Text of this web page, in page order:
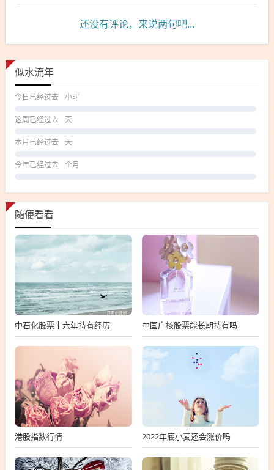
还没有评论，来说两句吧...
似水流年
今日已经过去 小时
这周已经过去 天
本月已经过去 天
今年已经过去 个月
随便看看
中石化股票十六年持有经历 中国广核股票能长期持有吗
港股指数行情 2022年底小麦还会涨价吗